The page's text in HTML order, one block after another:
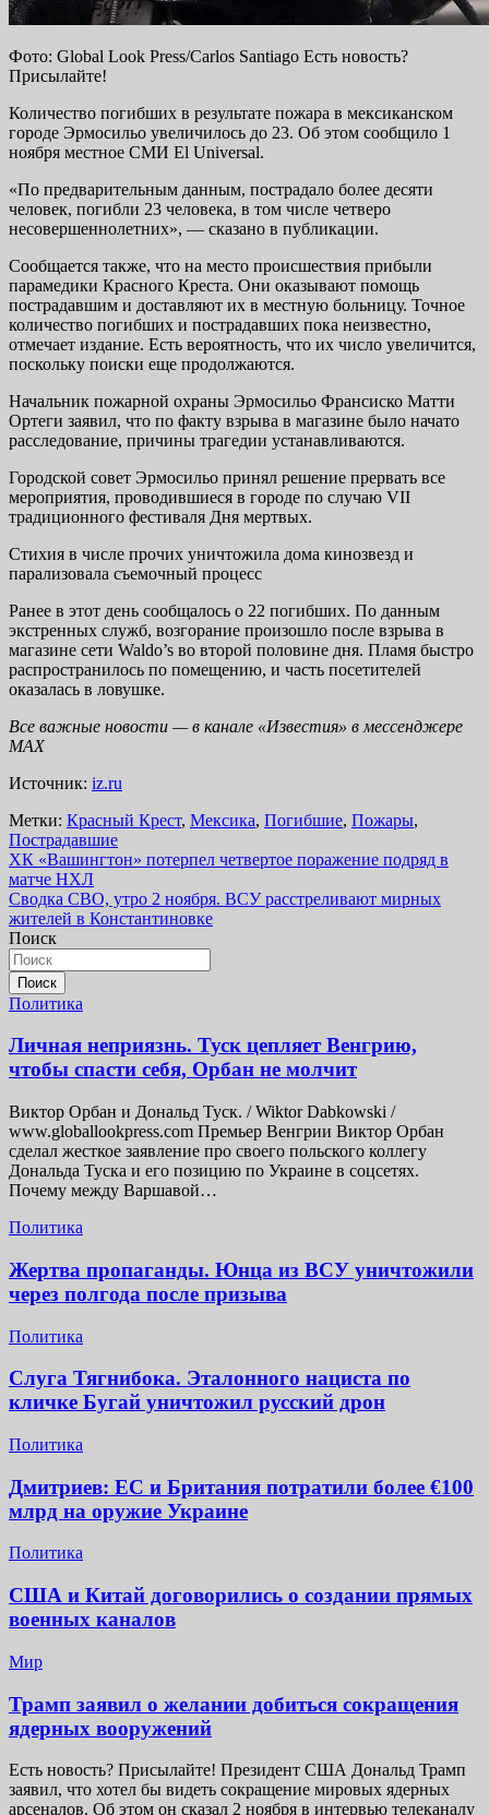
Фото: Global Look Press/Carlos Santiago Есть новость?
Присылайте!
Количество погибших в результате пожара в мексиканском
городе Эрмосильо увеличилось до 23. Об этом сообщило 1
ноября местное СМИ El Universal.
«По предварительным данным, пострадало более десяти
человек, погибли 23 человека, в том числе четверо
несовершеннолетних», — сказано в публикации.
Сообщается также, что на место происшествия прибыли
парамедики Красного Креста. Они оказывают помощь
пострадавшим и доставляют их в местную больницу. Точное
количество погибших и пострадавших пока неизвестно,
отмечает издание. Есть вероятность, что их число увеличится,
поскольку поиски еще продолжаются.
Начальник пожарной охраны Эрмосильо Франсиско Матти
Ортеги заявил, что по факту взрыва в магазине было начато
расследование, причины трагедии устанавливаются.
Городской совет Эрмосильо принял решение прервать все
мероприятия, проводившиеся в городе по случаю VII
традиционного фестиваля Дня мертвых.
Стихия в числе прочих уничтожила дома кинозвезд и
парализовала съемочный процесс
Ранее в этот день сообщалось о 22 погибших. По данным
экстренных служб, возгорание произошло после взрыва в
магазине сети Waldo’s во второй половине дня. Пламя быстро
распространилось по помещению, и часть посетителей
оказалась в ловушке.
Все важные новости — в канале «Известия» в мессенджере
МАХ
Источник: iz.ru
Метки: Красный Крест, Мексика, Погибшие, Пожары,
Пострадавшие
Навигация
по
записям
ХК «Вашингтон» потерпел четвертое поражение подряд в
матче НХЛ
Сводка СВО, утро 2 ноября. ВСУ расстреливают мирных
жителей в Константиновке
Поиск
Поиск
Политика
Личная неприязнь. Туск цепляет Венгрию,
чтобы спасти себя, Орбан не молчит
Виктор Орбан и Дональд Туск. / Wiktor Dabkowski /
www.globallookpress.com Премьер Венгрии Виктор Орбан
сделал жесткое заявление про своего польского коллегу
Дональда Туска и его позицию по Украине в соцсетях.
Почему между Варшавой…
Политика
Жертва пропаганды. Юнца из ВСУ уничтожили
через полгода после призыва
Политика
Слуга Тягнибока. Эталонного нациста по
кличке Бугай уничтожил русский дрон
Политика
Дмитриев: ЕС и Британия потратили более €100
млрд на оружие Украине
Политика
США и Китай договорились о создании прямых
военных каналов
Мир
Трамп заявил о желании добиться сокращения
ядерных вооружений
Есть новость? Присылайте! Президент США Дональд Трамп
заявил, что хотел бы видеть сокращение мировых ядерных
арсеналов. Об этом он сказал 2 ноября в интервью телеканалу